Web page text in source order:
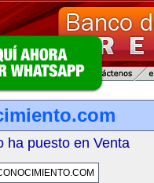
ha puesto en Venta